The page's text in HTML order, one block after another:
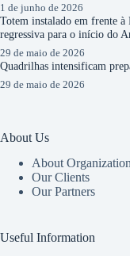
1 de junho de 2026
Totem instalado em frente à
regressiva para o início do
29 de maio de 2026
Quadrilhas intensificam
29 de maio de 2026
About Us
About
Our Clients
Our Partners
Useful Information